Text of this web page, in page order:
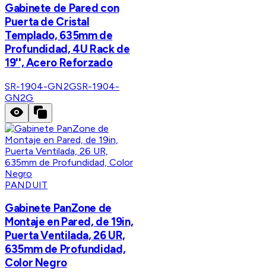
Gabinete de Pared con
Puerta de Cristal
Templado, 635mm de
Profundidad, 4U Rack de
19'', Acero Reforzado
SR-1904-GN2GSR-1904-
GN2G
PANDUIT
Gabinete PanZone de
Montaje en Pared, de 19in,
Puerta Ventilada, 26 UR,
635mm de Profundidad,
Color Negro